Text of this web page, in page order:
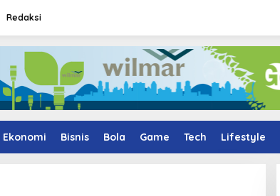
Redaksi
Ekonomi Bisnis Bola Game Tech Lifestyle